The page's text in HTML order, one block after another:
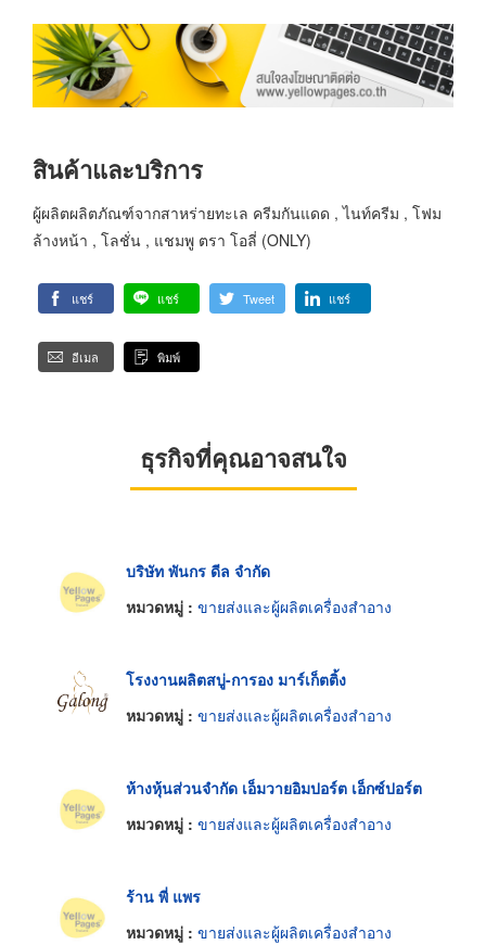
สินค้าและบริการ
ผู้ผลิตผลิตภัณฑ์จากสาหร่ายทะเล ครีมกันแดด , ไนท์ครีม , โฟม
ล้างหน้า , โลชั่น , แชมพู ตรา โอลี่ (ONLY)
แชร์ แชร์ Tweet แชร์
อีเมล พิมพ์
ธุรกิจที่คุณอาจสนใจ
บริษัท พันกร ดีล จำกัด
หมวดหมู่ : ขายส่งและผู้ผลิตเครื่องสำอาง
โรงงานผลิตสบู่-การอง มาร์เก็ตติ้ง
หมวดหมู่ : ขายส่งและผู้ผลิตเครื่องสำอาง
ห้างหุ้นส่วนจำกัด เอ็มวายอิมปอร์ต เอ็กซ์ปอร์ต
หมวดหมู่ : ขายส่งและผู้ผลิตเครื่องสำอาง
ร้าน พี่ แพร
หมวดหมู่ : ขายส่งและผู้ผลิตเครื่องสำอาง